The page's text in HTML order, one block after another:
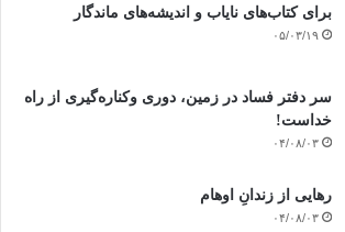
برای کتاب‌های نایاب و اندیشه‌های ماندگار
۰۵/۰۳/۱۹
سر دفتر فساد در زمین‌، دوری وکناره‌گیری از راه
خداست‌!
۰۴/۰۸/۰۳
رهایی از زندانِ اوهام
۰۴/۰۸/۰۳